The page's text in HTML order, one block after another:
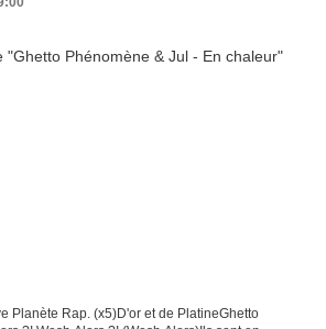
Planète Rap. (x5)D'or et de PlatineGhetto